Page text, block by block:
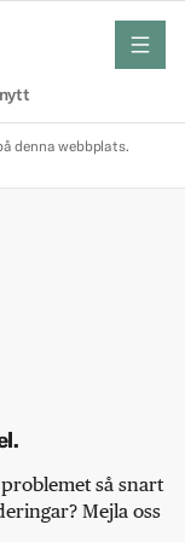
meny
denna webbplats.
så snart
Mejla oss